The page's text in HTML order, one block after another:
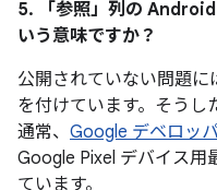
5. 「参照」 列の Android
いう意味ですか？
公開されていない問題に
を付けています。そうし
通常、 Google デベロッ
Google Pixel デバイス用
ています。